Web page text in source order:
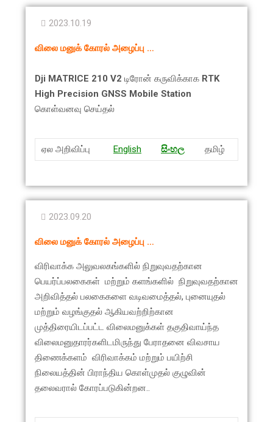
2023.10.19
விலை மனுக் கோரல் அழைப்பு …
Dji MATRICE 210 V2 டிரோன் கருவிக்காக RTK
High Precision GNSS Mobile Station
கொள்வனவு செய்தல்
ஏல அறிவிப்பு English සිංහල தமிழ்
2023.09.20
விலை மனுக் கோரல் அழைப்பு …
விரிவாக்க அலுவலகங்களில் நிறுவுவதற்கான
பெயர்ப்பலகைகள் மற்றும் களங்களில் நிறுவுவதற்கான
அறிவித்தல் பலகைகளை ​வடிவமைத்தல், புனையுதல்
மற்றும் வழங்குதல் ஆகியவற்றிற்கான
முத்திரையிடப்பட்ட விலைமனுக்கள் தகுதிவாய்ந்த
விலைமனுதாரர்களிடமிருந்து பேராதனை விவசாய
திணைக்களம் விரிவாக்கம் மற்றும் பயிற்சி
நிலையத்தின் பிராந்திய கொள்முதல் குழுவின்
தலைவரால் கோரப்படுகின்றன..